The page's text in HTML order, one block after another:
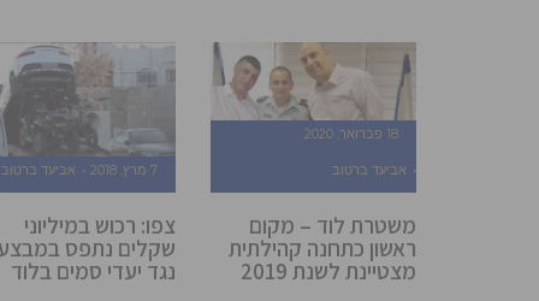
18 פברואר, 2020
אביעד ברטוב
משטרת לוד – מקום
ראשון כתחנה קהילתית
מצטיינת לשנת 2019
7 מרץ, 2018 אביעד ברטוב
צפו: רכוש במיליוני
שקלים נתפס במבצע
נגד יעדי סמים בלוד